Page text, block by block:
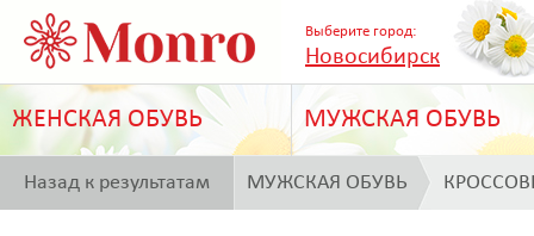
Выберите город:
Новосибирск
ЖЕНСКАЯ ОБУВЬ МУЖСКАЯ ОБУВЬ
Назад к результатам МУЖСКАЯ ОБУВЬ